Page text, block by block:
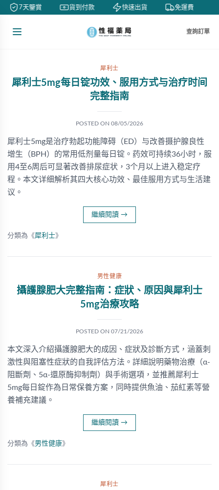
7天鑒賞 貨到付款 快速出貨 免運費
查詢訂單
犀利士
犀利士5mg每日锭功效、服用方式与治疗时间
完整指南
POSTED ON 08/05/2026
犀利士5mg是治疗勃起功能障碍（ED）与改善摄护腺良性
增生（BPH）的常用低剂量每日锭。药效可持续36小时，服
用4至6周后可显著改善排尿症状，3个月以上进入稳定疗
程。本文详细解析其四大核心功效、最佳服用方式与生活建
议。
繼續閱讀 →
分類為《犀利士》
男性健康
攝護腺肥大完整指南：症狀、原因與犀利士
5mg治療攻略
POSTED ON 07/21/2026
本文深入介紹攝護腺肥大的成因、症狀及診斷方式，涵蓋刺
激性與阻塞性症狀的自我評估方法。詳細說明藥物治療（α-
阻斷劑、5α-還原酶抑制劑）與手術選項，並推薦犀利士
5mg每日錠作為日常保養方案，同時提供魚油、茄紅素等營
養補充建議。
繼續閱讀 →
分類為《男性健康》
犀利士